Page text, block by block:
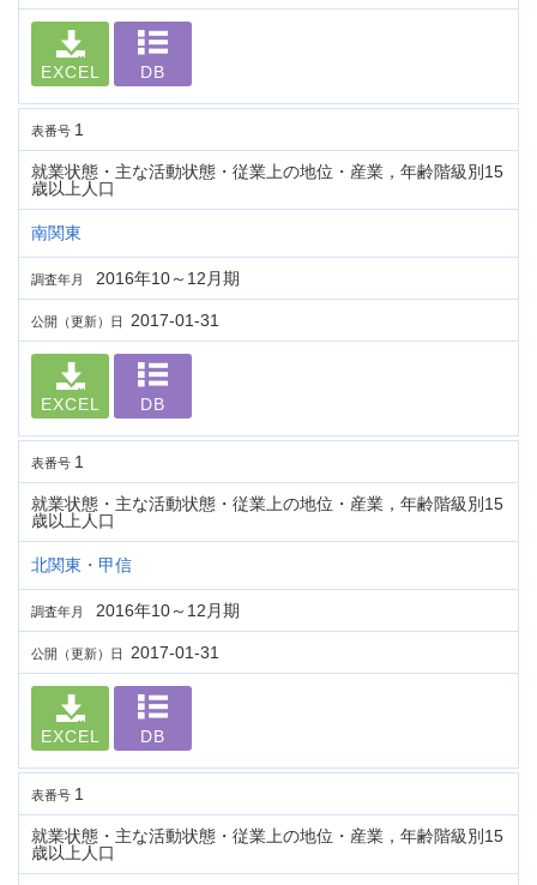
EXCEL DB
表番号 1
就業状態・主な活動状態・従業上の地位・産業，年齢階級別15
歳以上人口
南関東
調査年月 2016年10～12月期
公開（更新）日 2017-01-31
EXCEL DB
表番号 1
就業状態・主な活動状態・従業上の地位・産業，年齢階級別15
歳以上人口
北関東・甲信
調査年月 2016年10～12月期
公開（更新）日 2017-01-31
EXCEL DB
表番号 1
就業状態・主な活動状態・従業上の地位・産業，年齢階級別15
歳以上人口